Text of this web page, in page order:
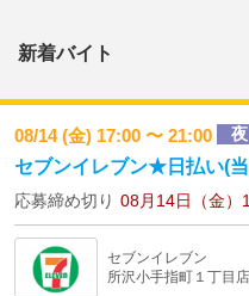
新着バイト
08/14 (金) 17:00 〜 21:00 夜
セブンイレブン★日払い(
応募締め切り 08月14日（金）
セブンイレブン
所沢小手指町１丁目店